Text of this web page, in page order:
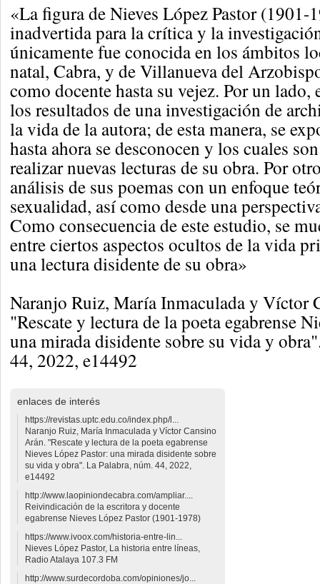
«La figura de Nieves López Pastor (1901-
inadvertida para la crítica y la
únicamente fue conocida en los ámbitos
natal, Cabra, y de Villanueva del
como docente hasta su vejez. Por un lado,
los resultados de una investigación de
la vida de la autora; de esta manera, se
hasta ahora se desconocen y los cuales
realizar nuevas lecturas de su obra. Por
análisis de sus poemas con un enfoque
sexualidad, así como desde una
Como consecuencia de este estudio, se
entre ciertos aspectos ocultos de la vida
una lectura disidente de su obra»
Naranjo Ruiz, María Inmaculada y Víctor
"Rescate y lectura de la poeta egabrense
una mirada disidente sobre su vida y
44, 2022, e14492
enlaces de interés
https://revistas.uptc.edu.co/index.php/l...
Naranjo Ruiz, María Inmaculada y Víctor Cansino
Arán. "Rescate y lectura de la poeta egabrense
Nieves López Pastor: una mirada disidente sobre
su vida y obra". La Palabra, núm. 44, 2022,
e14492
http://www.laopiniondecabra.com/ampliar....
Reivindicación de la escritora y docente
egabrense Nieves López Pastor (1901-1978)
https://www.ivoox.com/historia-entre-lin...
Nieves López Pastor, La historia entre líneas,
Radio Atalaya 107.3 FM
http://www.surdecordoba.com/opiniones/jo...